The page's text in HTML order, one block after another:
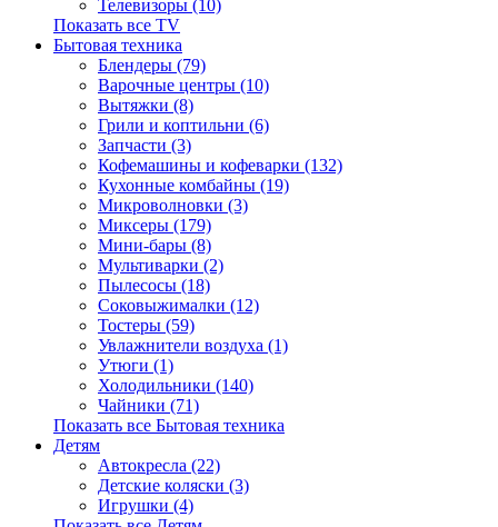
Телевизоры (10)
Показать все TV
Бытовая техника
Блендеры (79)
Варочные центры (10)
Вытяжки (8)
Грили и коптильни (6)
Запчасти (3)
Кофемашины и кофеварки (132)
Кухонные комбайны (19)
Микроволновки (3)
Миксеры (179)
Мини-бары (8)
Мультиварки (2)
Пылесосы (18)
Соковыжималки (12)
Тостеры (59)
Увлажнители воздуха (1)
Утюги (1)
Холодильники (140)
Чайники (71)
Показать все Бытовая техника
Детям
Автокресла (22)
Детские коляски (3)
Игрушки (4)